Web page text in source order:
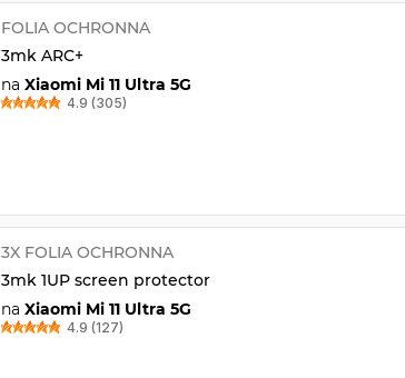
FOLIA OCHRONNA
3mk ARC+
na Xiaomi Mi 11 Ultra 5G
4.9 (305)
3X FOLIA OCHRONNA
3mk 1UP screen protector
na Xiaomi Mi 11 Ultra 5G
4.9 (127)